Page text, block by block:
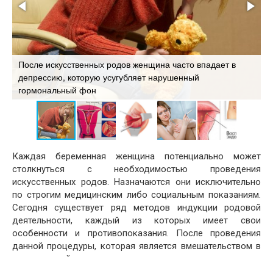
После искусственных родов женщина часто впадает в
депрессию, которую усугубляет нарушенный
гормональный фон
Каждая беременная женщина потенциально может
столкнуться с необходимостью проведения
искусственных родов. Назначаются они исключительно
по строгим медицинским либо социальным показаниям.
Сегодня существует ряд методов индукции родовой
деятельности, каждый из которых имеет свои
особенности и противопоказания. После проведения
данной процедуры, которая является вмешательством в